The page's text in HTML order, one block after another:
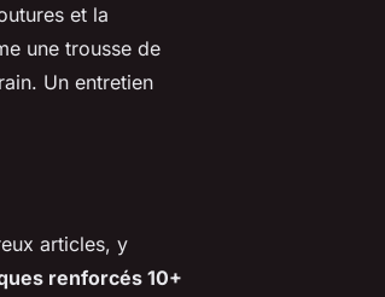
et la
une trousse de
Un entretien
articles, y
renforcés 10+